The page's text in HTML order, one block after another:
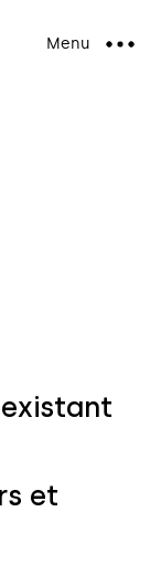
Menu
existant
rs et